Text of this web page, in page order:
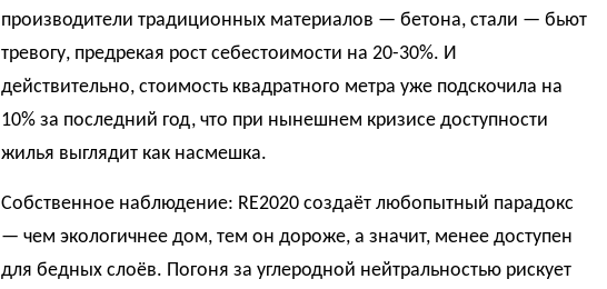
производители традиционных материалов — бетона, стали — бьют
тревогу, предрекая рост себестоимости на 20-30%. И
действительно, стоимость квадратного метра уже подскочила на
10% за последний год, что при нынешнем кризисе доступности
жилья выглядит как насмешка.
Собственное наблюдение: RE2020 создаёт любопытный парадокс
— чем экологичнее дом, тем он дороже, а значит, менее доступен
для бедных слоёв. Погоня за углеродной нейтральностью рискует